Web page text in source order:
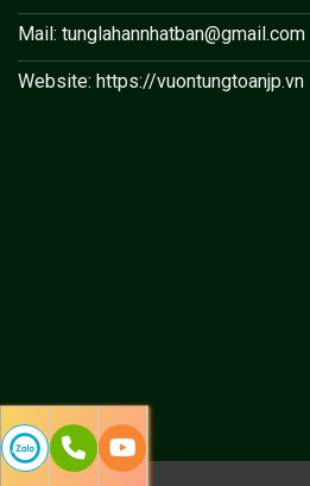
Mail: tunglahannhatban@gmail.com
Website: https://vuontungtoanjp.vn